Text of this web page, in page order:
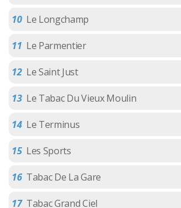
10 Le Longchamp
11 Le Parmentier
12 Le Saint Just
13 Le Tabac Du Vieux Moulin
14 Le Terminus
15 Les Sports
16 Tabac De La Gare
17 Tabac Grand Ciel